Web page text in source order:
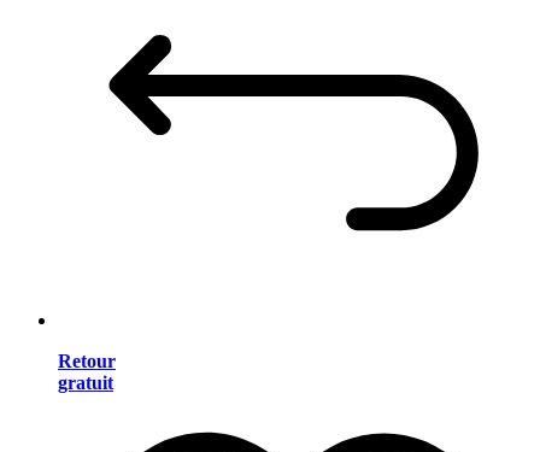
Retour
gratuit